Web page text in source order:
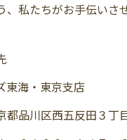
、私たちがお手伝いさ
東海・東京支店
都品川区西五反田３丁